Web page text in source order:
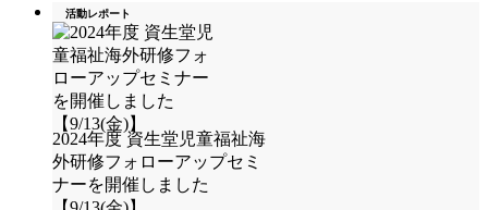
活動レポート
2024年度 資生堂児童福祉海
外研修フォローアップセミ
ナーを開催しました